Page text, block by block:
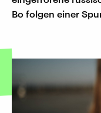
Bo folgen einer